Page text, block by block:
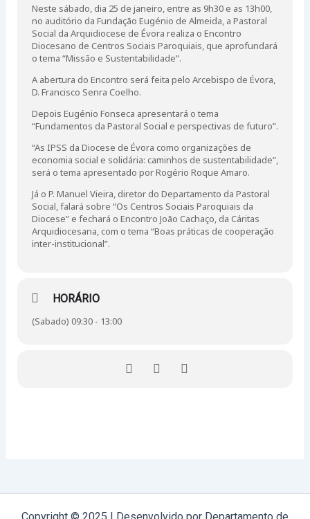
Neste sábado, dia 25 de janeiro, entre as 9h30 e as 13h00,
no auditório da Fundação Eugénio de Almeida, a Pastoral
Social da Arquidiocese de Évora realiza o Encontro
Diocesano de Centros Sociais Paroquiais, que aprofundará
o tema “Missão e Sustentabilidade”.
A abertura do Encontro será feita pelo Arcebispo de Évora,
D. Francisco Senra Coelho.
Depois Eugénio Fonseca apresentará o tema
“Fundamentos da Pastoral Social e perspectivas de futuro”.
“As IPSS da Diocese de Évora como organizações de
economia social e solidária: caminhos de sustentabilidade”,
será o tema apresentado por Rogério Roque Amaro.
Já o P. Manuel Vieira, diretor do Departamento da Pastoral
Social, falará sobre “Os Centros Sociais Paroquiais da
Diocese” e fechará o Encontro João Cachaço, da Cáritas
Arquidiocesana, com o tema “Boas práticas de cooperação
inter-institucional”.
HORÁRIO
(Sabado) 09:30 - 13:00